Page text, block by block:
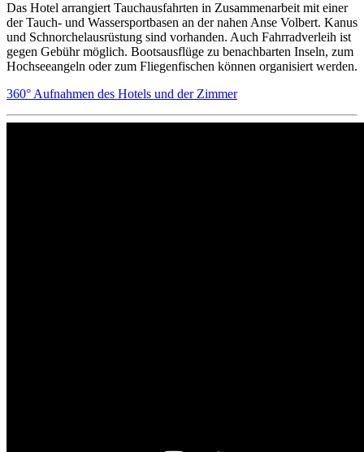
Das Hotel arrangiert Tauchausfahrten in Zusammenarbeit mit einer
der Tauch- und Wassersportbasen an der nahen Anse Volbert. Kanus
und Schnorchelausrüstung sind vorhanden. Auch Fahrradverleih ist
gegen Gebühr möglich. Bootsausflüge zu benachbarten Inseln, zum
Hochseeangeln oder zum Fliegenfischen können organisiert werden.
360° Aufnahmen des Hotels und der Zimmer